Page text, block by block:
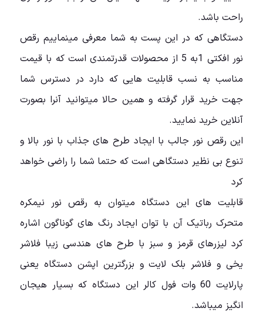
راحت باشد.
دستگاهی که در این پست به شما معرفی مینماییم رقص
نور افکتی 1به 5 از محصولات قدرتمندی است که با قیمت
مناسب به نسب قابلیت هایی که دارد در دسترس شما
جهت خرید قرار گرفته و همین حالا میتوانید آنرا بصورت
آنلاین خرید نمایید.
این رقص نور جالب با ایجاد طرح های جذاب با نور بالا و
تنوع بی نظیر دستگاهی است که حتما شما را راضی خواهد
کرد
قابلیت های این دستگاه میتوان به رقص نور نیمکره
متحرک رباتیک آن با توان ایجاد رنگ های گوناگون اشاره
کرد لیزرهای قرمز و سبز با طرح های هندسی زیبا فلاشر
یخی و فلاشر بلک لایت و بزرگترین اپشن دستگاه یعنی
پارلایت 60 وات فول کالر این دستگاه که بسیار هیجان
انگیز میباشد.